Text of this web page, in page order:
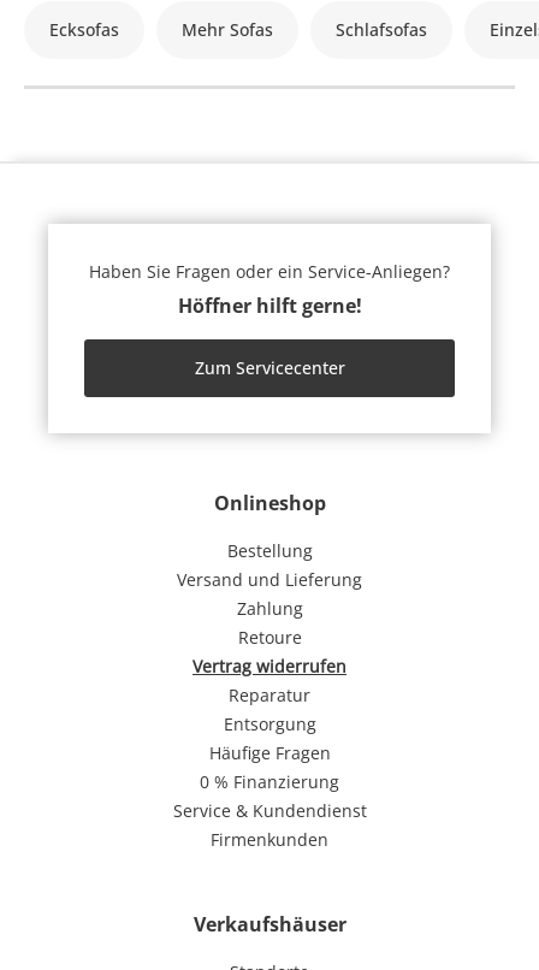
Ecksofas Mehr Sofas Schlafsofas
Onlineshop
Bestellung
Versand und Lieferung
Zahlung
Retoure
Vertrag widerrufen
Reparatur
Entsorgung
Häufige Fragen
0 % Finanzierung
Service & Kundendienst
Firmenkunden
Verkaufshäuser
Haben Sie Fragen oder ein Service-Anliegen?
Höffner hilft gerne!
Zum Servicecenter